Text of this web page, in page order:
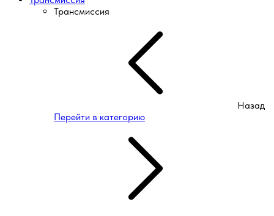
Трансмиссия
Назад
Перейти в категорию